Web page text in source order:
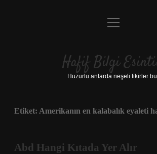
Anasayfa
Yasal Uyarı
menüyü
Hafif Bilgi
Huzurlu anlarda neşeli fikirler
Etiket: Amerikanın en kalabalık eyaleti
Abd Hangi Kıtada Yer Alır